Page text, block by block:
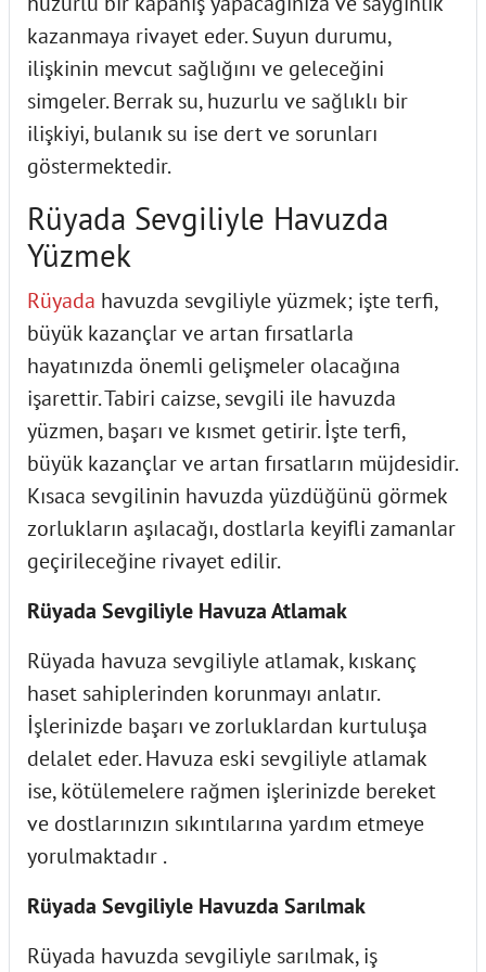
kazanmaya rivayet eder. Suyun durumu,
ilişkinin mevcut sağlığını ve geleceğini
simgeler. Berrak su, huzurlu ve sağlıklı bir
ilişkiyi, bulanık su ise dert ve sorunları
göstermektedir.
Rüyada Sevgiliyle Havuzda
Yüzmek
Rüyada havuzda sevgiliyle yüzmek; işte terfi,
büyük kazançlar ve artan fırsatlarla
hayatınızda önemli gelişmeler olacağına
işarettir. Tabiri caizse, sevgili ile havuzda
yüzmen, başarı ve kısmet getirir. İşte terfi,
büyük kazançlar ve artan fırsatların müjdesidir.
Kısaca sevgilinin havuzda yüzdüğünü görmek
zorlukların aşılacağı, dostlarla keyifli zamanlar
geçirileceğine rivayet edilir.
Rüyada Sevgiliyle Havuza Atlamak
Rüyada havuza sevgiliyle atlamak, kıskanç
haset sahiplerinden korunmayı anlatır.
İşlerinizde başarı ve zorluklardan kurtuluşa
delalet eder. Havuza eski sevgiliyle atlamak
ise, kötülemelere rağmen işlerinizde bereket
ve dostlarınızın sıkıntılarına yardım etmeye
yorulmaktadır .
Rüyada Sevgiliyle Havuzda Sarılmak
Rüyada havuzda sevgiliyle sarılmak, iş